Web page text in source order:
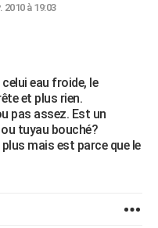
2010 à 19:03
eau froide, le
et plus rien.
pas assez. Est un
tuyau bouché?
mais est parce que le